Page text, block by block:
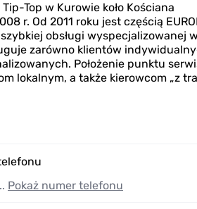
Top w Kurowie koło Kościana
r. Od 2011 roku jest częścią
obsługi wyspecjalizowanej
zarówno klientów
Położenie punktu
lokalnym, a także kierowcom „z
Pokaż numer telefonu